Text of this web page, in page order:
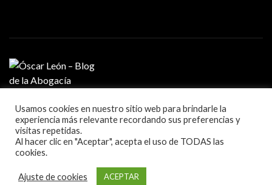
MI PROFESIÓN
GESTIÓN DE DESPACHO
LITIGACIÓN Y ORATORIA
MARKETING Y TECNOLOGÍA
Blog sobre la práctica de la abogacía
Usamos cookies en nuestro sitio web para brindarle la
experiencia más relevante recordando sus preferencias y
visitas repetidas.
Al hacer clic en "Aceptar", acepta el uso de TODAS las
cookies.
Ajuste de cookies ACEPTAR